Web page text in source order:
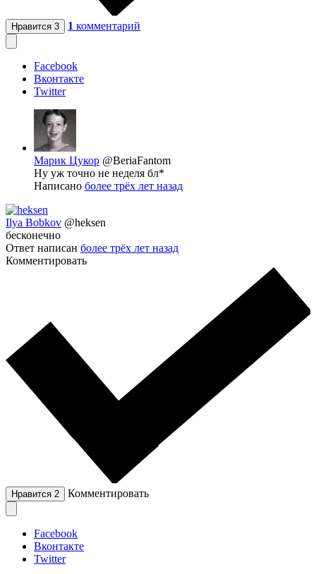
Нравится 3 1 комментарий
Facebook
Вконтакте
Twitter
Марик Цукор @BeriaFantom
Ну уж точно не неделя бл*
Написано более трёх лет назад
Ilya Bobkov @heksen
бесконечно
Ответ написан более трёх лет назад
Комментировать
Нравится 2 Комментировать
Facebook
Вконтакте
Twitter